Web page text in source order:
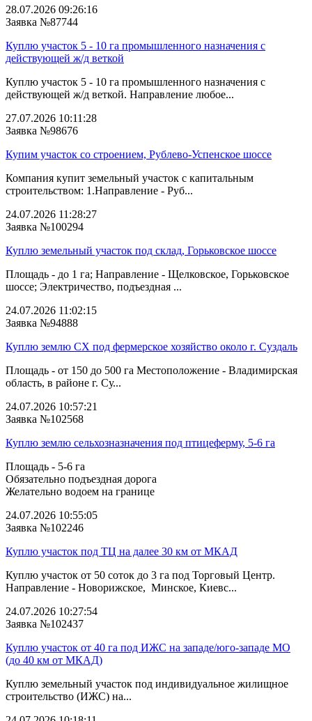
28.07.2026 09:26:16
Заявка №87744
Куплю участок 5 - 10 га промышленного назначения с
действующей ж/д веткой
Куплю участок 5 - 10 га промышленного назначения с
действующей ж/д веткой. Направление любое...
27.07.2026 10:11:28
Заявка №98676
Купим участок со строением, Рублево-Успенское шоссе
Компания купит земельный участок с капитальным
строительством: 1.Направление - Руб...
24.07.2026 11:28:27
Заявка №100294
Куплю земельный участок под склад, Горьковское шоссе
Площадь - до 1 га; Направление - Щелковское, Горьковское
шоссе; Электричество, подъездная ...
24.07.2026 11:02:15
Заявка №94888
Куплю землю СХ под фермерское хозяйство около г. Суздаль
Площадь - от 150 до 500 га Местоположение - Владимирская
область, в районе г. Су...
24.07.2026 10:57:21
Заявка №102568
Куплю землю сельхозназначения под птицеферму, 5-6 га
Площадь - 5-6 га
Обязательно подъездная дорога
Желательно водоем на границе
24.07.2026 10:55:05
Заявка №102246
Куплю участок под ТЦ на далее 30 км от МКАД
Куплю участок от 50 соток до 3 га под Торговый Центр.
Направление - Новорижское, Минское, Киевс...
24.07.2026 10:27:54
Заявка №102437
Куплю участок от 40 га под ИЖС на западе/юго‑западе МО
(до 40 км от МКАД)
Куплю земельный участок под индивидуальное жилищное
строительство (ИЖС) на...